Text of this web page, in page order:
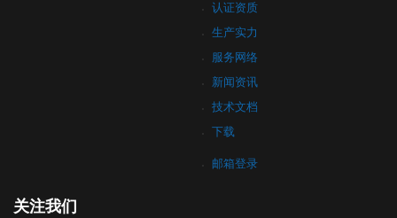
认证资质
生产实力
服务网络
新闻资讯
技术文档
下载
邮箱登录
关注我们